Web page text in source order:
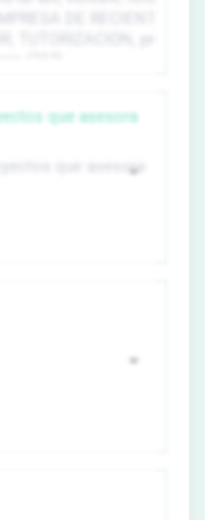
que asesora